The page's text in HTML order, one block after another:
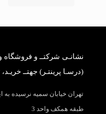
نشانـی شرکتــ و
(درسـا پرینتـر) جهتــ
طبقه همکف واحد 3